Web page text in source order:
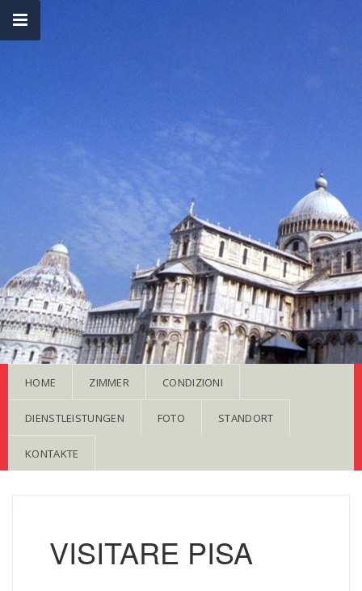
HOME ZIMMER CONDIZIONI
DIENSTLEISTUNGEN FOTO STANDORT
KONTAKTE
VISITARE PISA